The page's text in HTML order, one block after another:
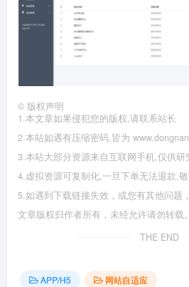
© 版权声明
1.本文章如果侵犯您的版权,请联系站长
2.本站如遇有压缩密码,皆为
3.本站大部分资源来自互联网手机,仅供研
4.虚拟资源可复制化,一旦下单无法退款,
5.如遇到下载链接失效，或您有其他问题
文章版权归作者所有，未经允许请勿转载。
THE END
APP/H5
网站自适应